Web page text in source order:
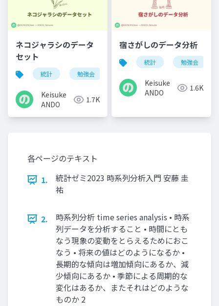
ネコジャラシのデータ
セット
統計 勉強会
Keisuke
ANDO
1.7K
宿さがしのデータ分析
統計 勉強会
Keisuke
ANDO
1.6K
各ページのテキスト
1.
統計ゼミ2023 時系列分析入門 安藤 圭
祐
2.
時系列分析 time series analysis • 時系
列データを分析すること • 時間にとも
なう現象の変動をとらえるためにおこ
なう • 将来の値はどのようになるか •
長期的な傾向は増加傾向にあるか、減
少傾向にあるか • 季節による周期的な
変化はあるか、またそれはどのような
ものか 2